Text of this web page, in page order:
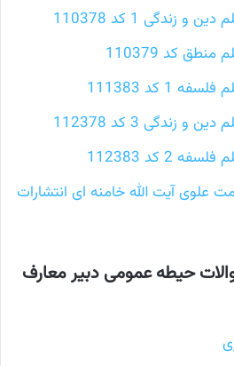
زندگی 1 کد 110378
کد 110379
1 کد 111383
زندگی 3 کد 112378
2 کد 112383
علوی آیت الله خامنه ای انتشارات
حیطه عمومی دبیر معارف